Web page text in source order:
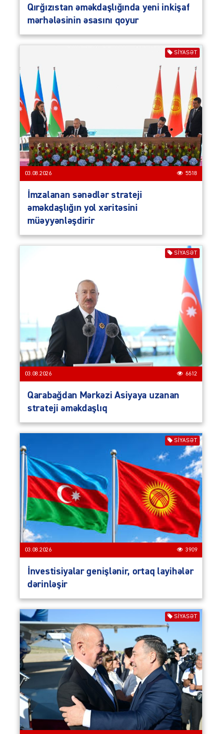
Qırğızıstan əməkdaşlığında yeni inkişaf
mərhələsinin əsasını qoyur
SIYASƏT
03.08.2026 5518
İmzalanan sənədlər strateji
əməkdaşlığın yol xəritəsini
müəyyənləşdirir
SIYASƏT
03.08.2026 6612
Qarabağdan Mərkəzi Asiyaya uzanan
strateji əməkdaşlıq
SIYASƏT
03.08.2026 3909
İnvestisiyalar genişlənir, ortaq layihələr
dərinləşir
SIYASƏT